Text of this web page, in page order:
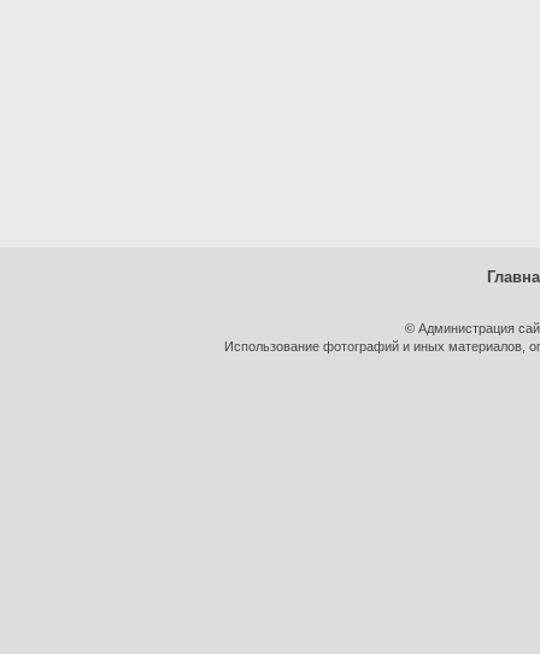
© Администрация
Использование фотографий и иных материалов,